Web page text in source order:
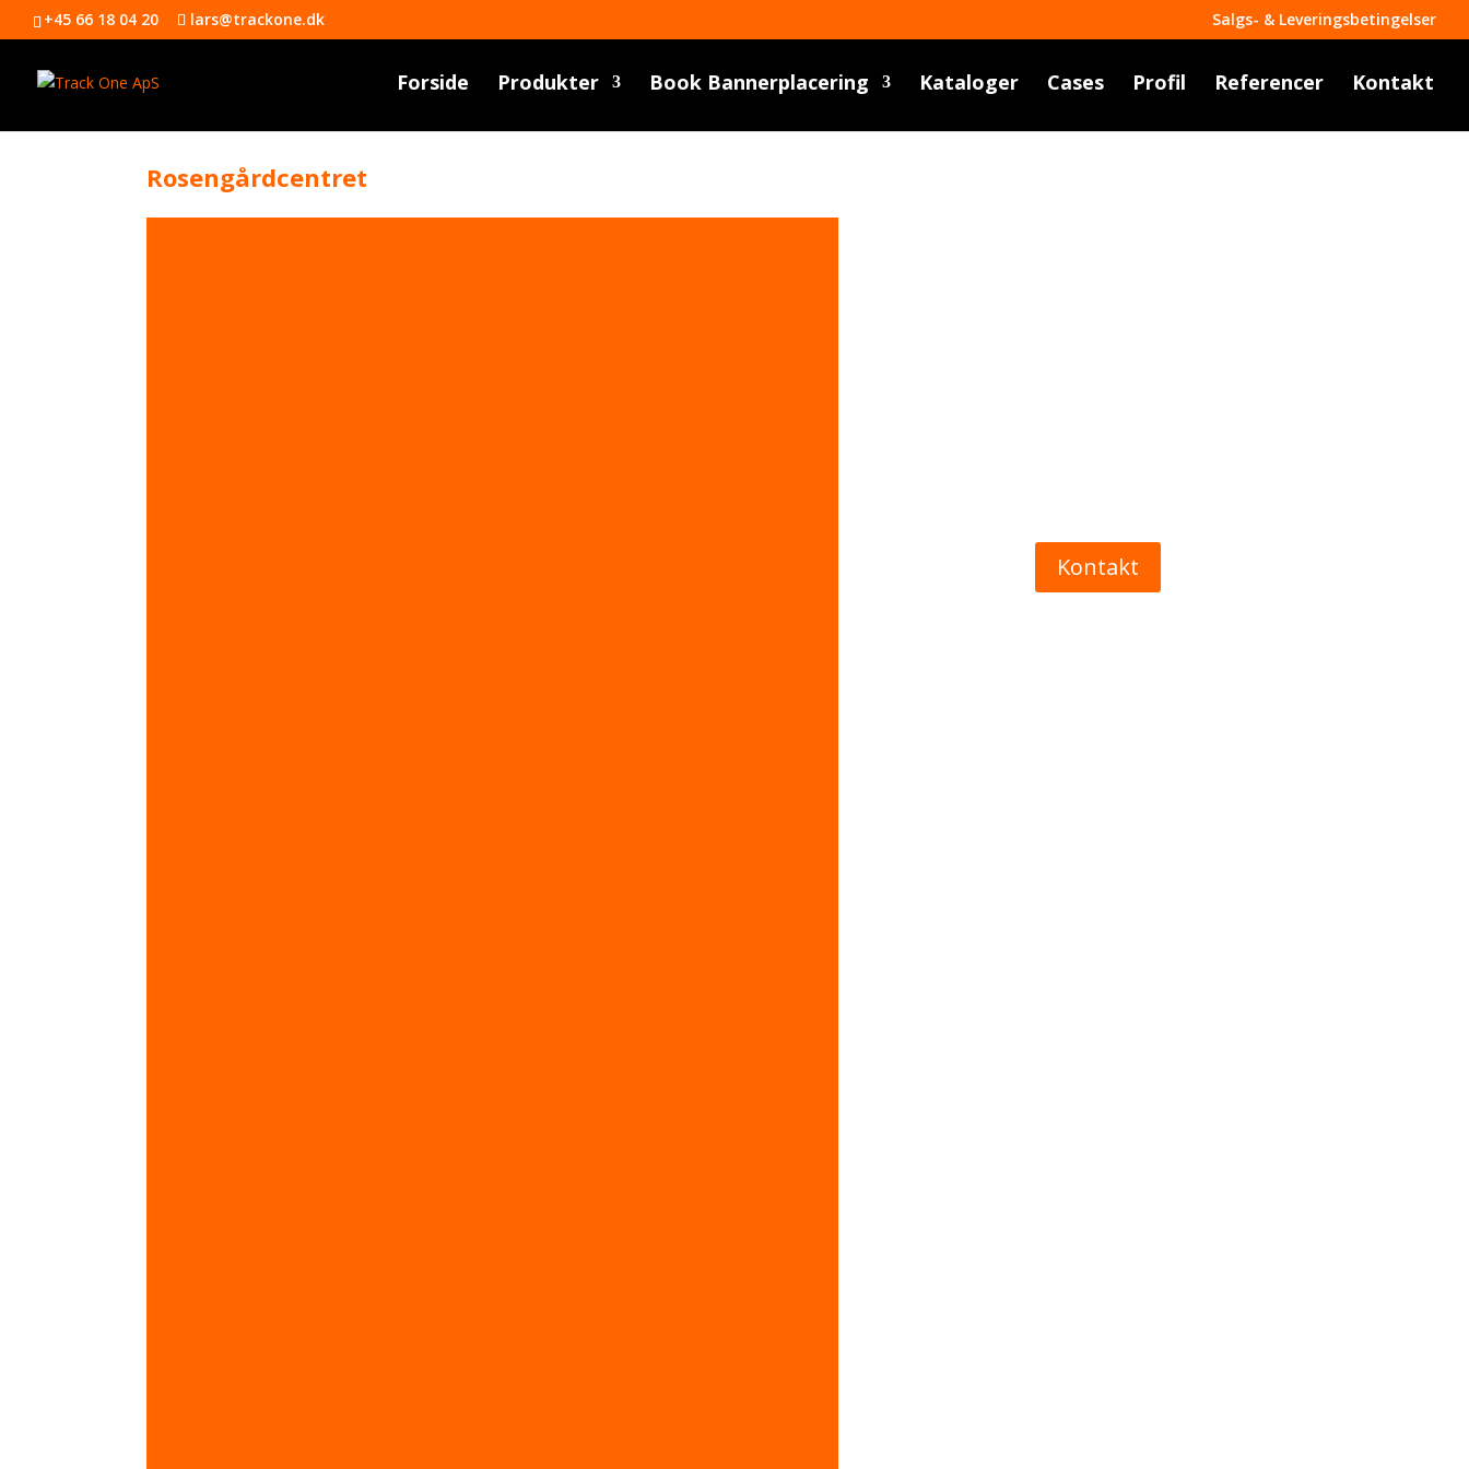
+45 66 18 04 20 lars@trackone.dk Salgs- & Leveringsbetingelser
Forside Produkter Book Bannerplacering Kataloger Cases Profil Referencer Kontakt
Rosengårdcentret
Kontakt